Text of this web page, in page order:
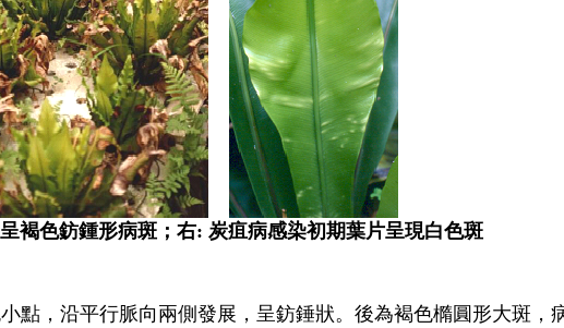
褐色鈁鍾形病斑；右: 炭疽病感染初期葉片呈現白色斑
點，沿平行脈向兩側發展，呈鈁錘狀。後為褐色橢圓形大斑，